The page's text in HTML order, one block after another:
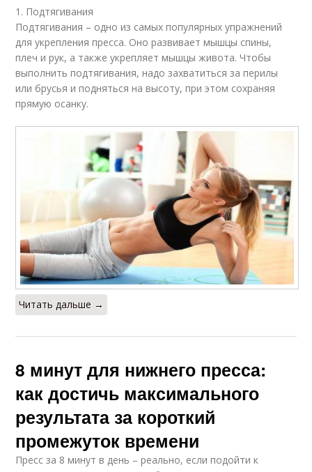
1. Подтягивания
Подтягивания – одно из самых популярных упражнений
для укрепления пресса. Оно развивает мышцы спины,
плеч и рук, а также укрепляет мышцы живота. Чтобы
выполнить подтягивания, надо захватиться за перилы
или брусья и подняться на высоту, при этом сохраняя
прямую осанку.
Читать дальше →
8 минут для нижнего пресса:
как достичь максимального
результата за короткий
промежуток времени
Пресс за 8 минут в день – реально, если подойти к